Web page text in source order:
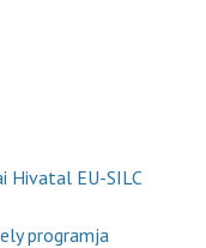
EU-SILC
programja